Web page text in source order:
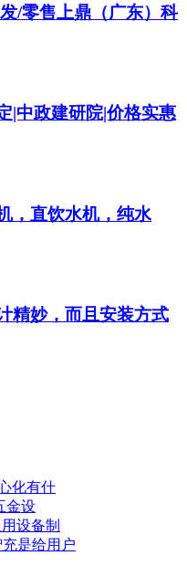
/零售上鼎（广东）科
|中政建研院|价格实惠
，直饮水机，纯水
精妙，而且安装方式
化有什
金设
设备制
是给用户